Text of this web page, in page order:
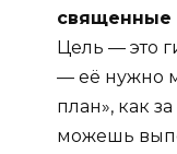
священные
Цель — это
— её нужно
план», как
можешь